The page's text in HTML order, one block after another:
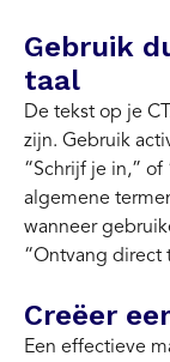
Gebruik
taal
De tekst op je
zijn. Gebruik
“Schrijf je in,”
algemene
wanneer
“Ontvang direct
Creëer
Een effectieve